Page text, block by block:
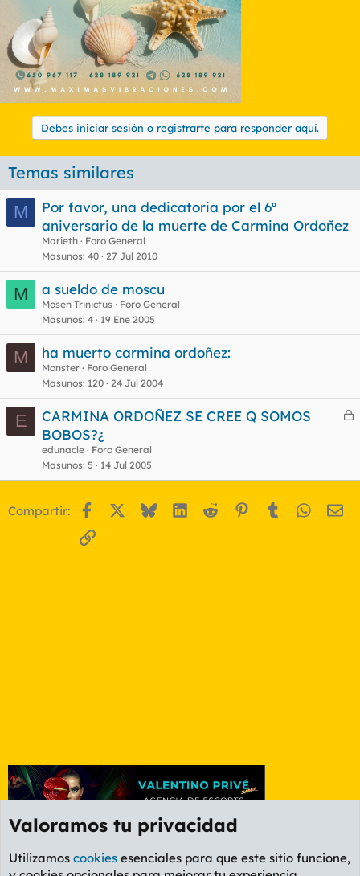
Debes iniciar sesión o registrarte para responder aquí.
Temas similares
M
Por favor, una dedicatoria por el 6º
aniversario de la muerte de Carmina Ordoñez
Marieth
Foro General
Masunos 40 27 Jul 2010
M a sueldo de moscu
Mosen Trinictus
Foro General
Masunos 4 19 Ene 2005
M ha muerto carmina ordoñez:
Monster
Foro General
Masunos 120 24 Jul 2004
E
C
a
CARMINA ORDOÑEZ SE CREE Q SOMOS
BOBOS?¿
edunacle
Foro General
Masunos 5 14 Jul 2005
Compartir: Facebook BlueskyLinkedIn
Reddit Pinterest
Tumblr
Enlace
Valoramos tu privacidad
Utilizamos cookies esenciales para que este sitio funcione,